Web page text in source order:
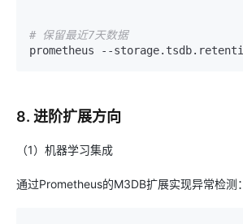
# 保留最近7天数据
8. 进阶扩展方向
（1）机器学习集成
通过Prometheus的M3DB扩展实现异常检测：